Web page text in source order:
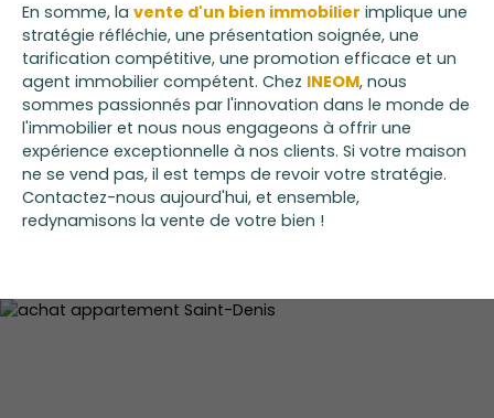
En somme, la vente d'un bien immobilier implique une
stratégie réfléchie, une présentation soignée, une
tarification compétitive, une promotion efficace et un
agent immobilier compétent. Chez INEOM, nous
sommes passionnés par l'innovation dans le monde de
l'immobilier et nous nous engageons à offrir une
expérience exceptionnelle à nos clients. Si votre maison
ne se vend pas, il est temps de revoir votre stratégie.
Contactez-nous aujourd'hui, et ensemble,
redynamisons la vente de votre bien !